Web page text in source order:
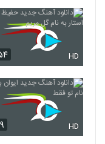
165
HD
HD